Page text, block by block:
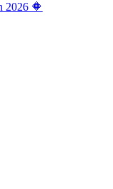
2026 🔶️